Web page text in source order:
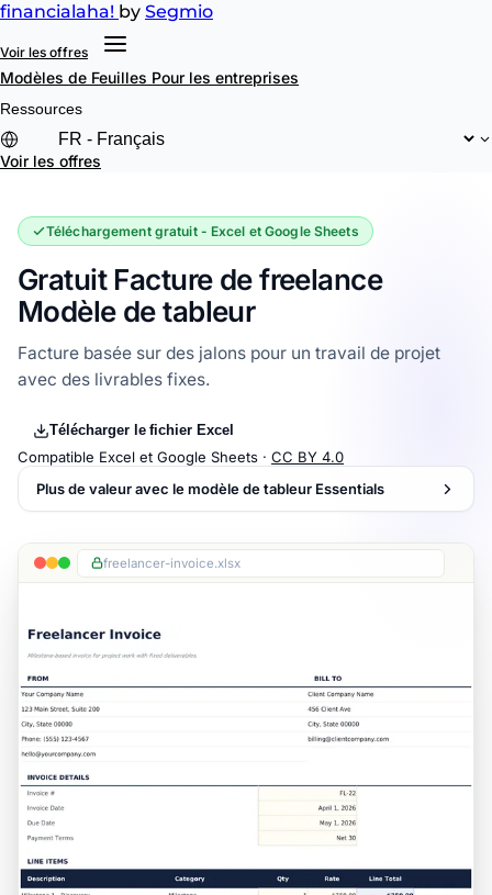
financialaha! by Segmio
Voir les offres
Modèles de Feuilles Pour les entreprises
Ressources
Voir les offres
Téléchargement gratuit - Excel et Google Sheets
Gratuit Facture de freelance
Modèle de tableur
Facture basée sur des jalons pour un travail de projet
avec des livrables fixes.
Télécharger le fichier Excel
Compatible Excel et Google Sheets · CC BY 4.0
Plus de valeur avec le modèle de tableur Essentials
freelancer-invoice.xlsx